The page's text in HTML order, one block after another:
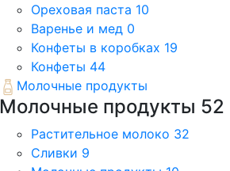
Ореховая паста 10
Варенье и мед 0
Конфеты в коробках 19
Конфеты 44
Молочные продукты
Молочные продукты 52
Растительное молоко 32
Сливки 9